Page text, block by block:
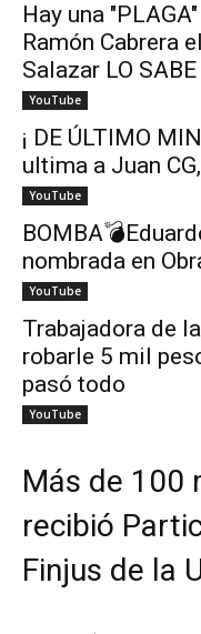
Hay una
Ramón Cabrera
Salazar LO SABE
YouTube
¡ DE ÚLTIMO
ultima a Juan
YouTube
nombrada en
YouTube
Trabajadora de
robarle 5 mil
pasó todo
YouTube
Más de 100
recibió
Finjus de la